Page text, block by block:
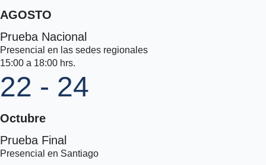
AGOSTO
Prueba Nacional
Presencial en las sedes regionales
15:00 a 18:00 hrs.
22 - 24
Octubre
Prueba Final
Presencial en Santiago